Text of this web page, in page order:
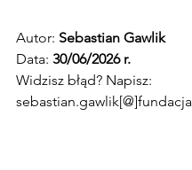
Autor: Sebastian Gawlik
Data: 30/06/2026 r.
Widzisz błąd? Napisz: